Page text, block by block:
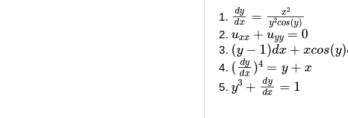
dy 2y
ux yy=0
(y− 1)dx+ xc o d y
(dy dx ) +
y3+ d yd x= 1